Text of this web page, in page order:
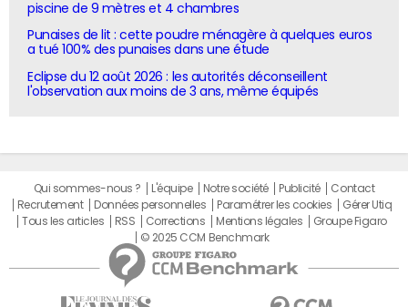
piscine de 9 mètres et 4 chambres
Punaises de lit : cette poudre ménagère à quelques euros
a tué 100% des punaises dans une étude
Eclipse du 12 août 2026 : les autorités déconseillent
l'observation aux moins de 3 ans, même équipés
Qui sommes-nous ? L'équipe Notre société Publicité
Contact
Recrutement
Données personnelles Paramétrer les cookies
Gérer Utiq
Tous les articles
RSS Corrections Mentions légales
Groupe Figaro
© 2025 CCM Benchmark